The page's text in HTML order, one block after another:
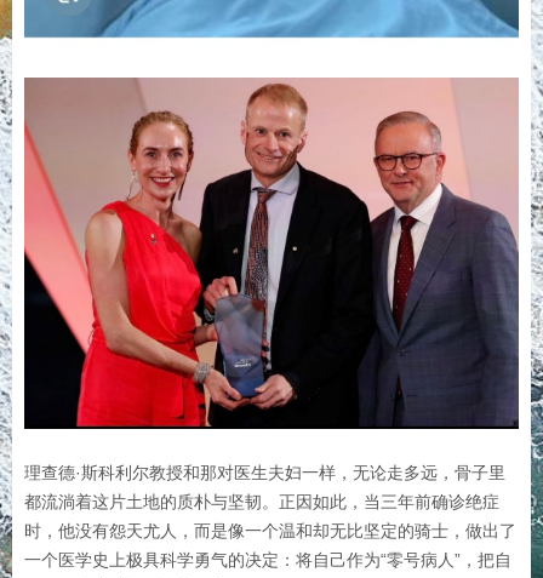
理查德·斯科利尔教授和那对医生夫妇一样，无论走多远，骨子里
都流淌着这片土地的质朴与坚韧。正因如此，当三年前确诊绝症
时，他没有怨天尤人，而是像一个温和却无比坚定的骑士，做出了
一个医学史上极具科学勇气的决定：将自己作为“零号病人”，把自